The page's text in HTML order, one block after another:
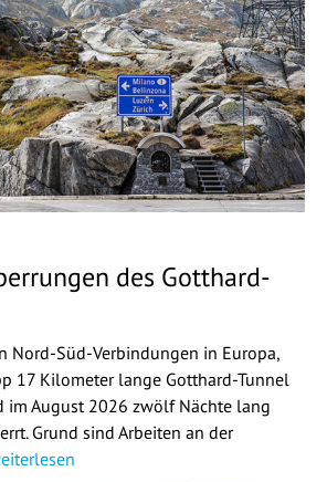
des Gotthard-
Nord-Süd-Verbindungen in Europa,
17 Kilometer lange Gotthard-Tunnel
im August 2026 zwölf Nächte lang
Grund sind Arbeiten an der